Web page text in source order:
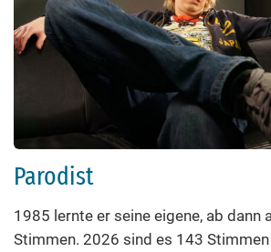
Parodist
1985 lernte er seine eigene, ab dann
Stimmen. 2026 sind es 143